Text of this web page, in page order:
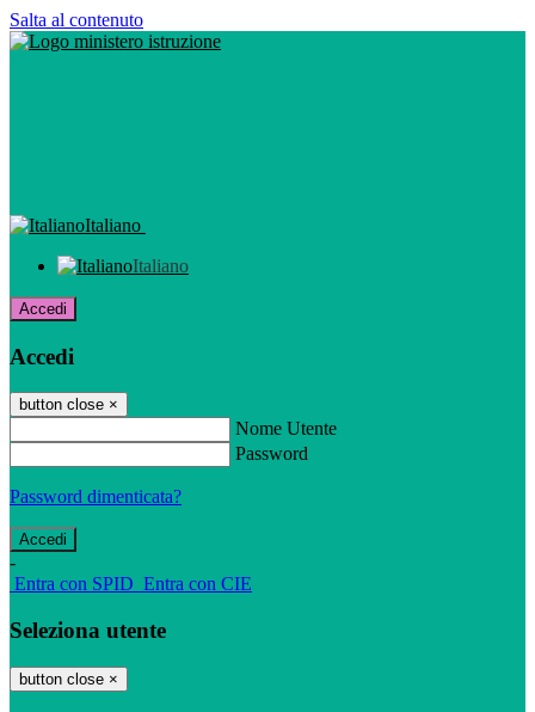
Salta al contenuto
Italiano
Italiano
Accedi
Accedi
button close ×
Nome Utente
Password
Password dimenticata?
-
Entra con SPID Entra con CIE
Seleziona utente
button close ×